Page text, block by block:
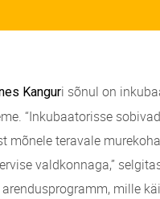
Kanguri sõnul on
“Inkubaatorisse
mõnele teravale
valdkonnaga,”
mille